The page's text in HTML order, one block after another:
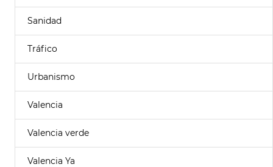
Sanidad
Tráfico
Urbanismo
Valencia
Valencia verde
Valencia Ya